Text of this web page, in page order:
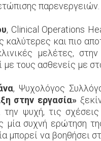
παρενεργειών.
, Clinical Operations
καλύτερες και πιο
μελέτες,
με τους ασθενείς με
, Ψυχολόγος
στην εργασία»
την ψυχή, τις
μία συχνή ερώτηση
μπορεί να βοηθήσει